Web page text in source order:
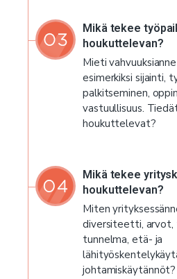
Mikä tekee
houkuttelevan?
Mieti
esimerkiksi sijainti,
palkitseminen,
vastuullisuus.
houkuttelevat?
Mikä tekee
houkuttelevan?
Miten
diversiteetti, arvot,
tunnelma, etä- ja
johtamiskäytännöt?